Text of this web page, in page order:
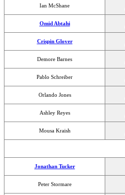
Ian McShane
Omid Abtahi
Crispin Glover
Demore Barnes
Pablo Schreiber
Orlando Jones
Ashley Reyes
Mousa Kraish
Jonathan Tucker
Peter Stormare